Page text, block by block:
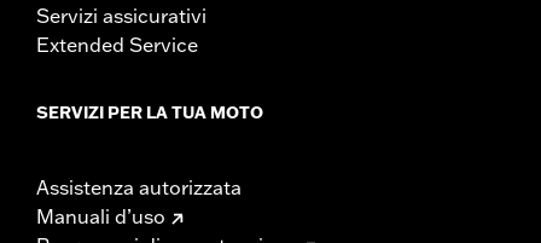
Servizi assicurativi
Extended Service
SERVIZI PER LA TUA MOTO
Assistenza autorizzata
Manuali d’uso